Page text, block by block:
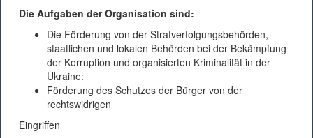
Die Aufgaben der Organisation sind:
Die Förderung von der Strafverfolgungsbehörden,
staatlichen und lokalen Behörden bei der Bekämpfung
der Korruption und organisierten Kriminalität in der
Ukraine:
Förderung des Schutzes der Bürger von der
rechtswidrigen
Eingriffen